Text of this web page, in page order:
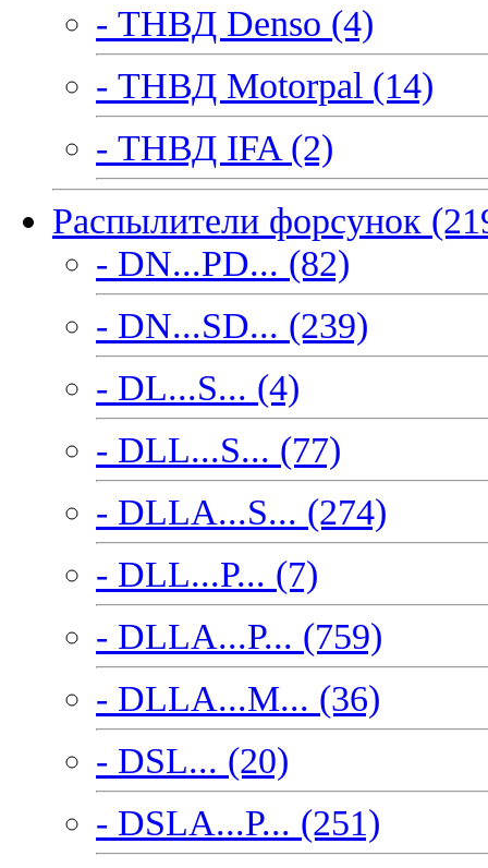
- ТНВД Denso (4)
- ТНВД Motorpal (14)
- ТНВД IFA (2)
Распылители форсунок
- DN...PD... (82)
- DN...SD... (239)
- DL...S... (4)
- DLL...S... (77)
- DLLA...S... (274)
- DLL...P... (7)
- DLLA...P... (759)
- DLLA...M... (36)
- DSL... (20)
- DSLA...P... (251)